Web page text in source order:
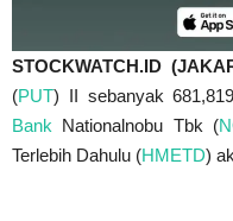
STOCKWATCH.ID
(PUT) II sebanyak
Bank Nationalnobu Tbk (
Terlebih Dahulu (HMETD)